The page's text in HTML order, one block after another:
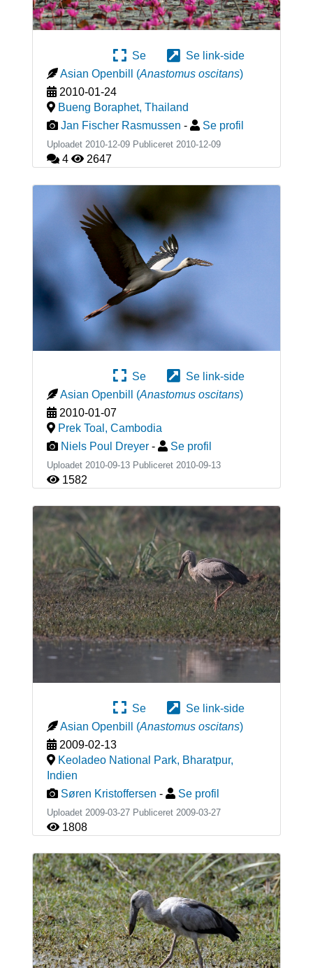
Se
Se link-side
Asian Openbill
(Anastomus oscitans)
2010-01-24
Bueng Boraphet, Thailand
Jan Fischer Rasmussen - Se profil
Uploadet 2010-12-09 Publiceret 2010-12-09
4 2647
Se
Se link-side
Asian Openbill
(Anastomus oscitans)
2010-01-07
Prek Toal , Cambodia
Niels Poul Dreyer - Se profil
Uploadet 2010-09-13 Publiceret 2010-09-13
1582
Se
Se link-side
Asian Openbill
(Anastomus oscitans)
2009-02-13
Keoladeo National Park, Bharatpur,
Indien
Søren Kristoffersen - Se profil
Uploadet 2009-03-27 Publiceret 2009-03-27
1808